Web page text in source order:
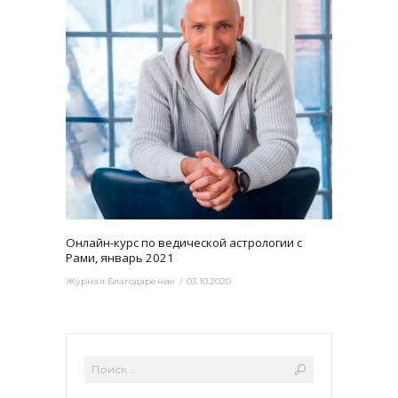
Онлайн-курс по ведической астрологии с
Рами, январь 2021
Журнал Благодарение 03.10.2020